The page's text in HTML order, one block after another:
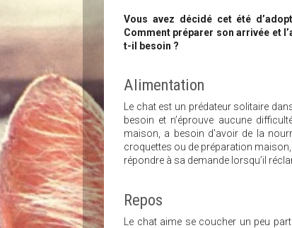
Vous avez décidé cet été
Comment préparer son arrivée et
t-il besoin ?
Alimentation
Le chat est un prédateur solitaire
besoin et n’éprouve aucune
maison, a besoin d’avoir de la
croquettes ou de préparation
répondre à sa demande lorsqu’il
Repos
Le chat aime se coucher un peu